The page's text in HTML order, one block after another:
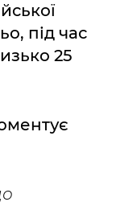
під час
25